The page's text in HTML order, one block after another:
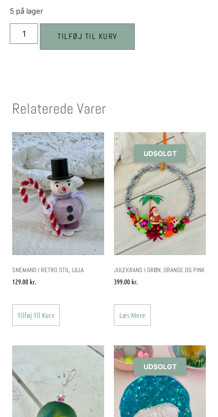
5 på lager
TILFØJ TIL KURV
Relaterede Varer
SNEMAND I RETRO STIL, LILLA
129.00 kr.
Tilføj Til Kurv
UDSOLGT
JULEKRANS I GRØN, ORANGE OG PINK
399.00 kr.
Læs Mere
UDSOLGT